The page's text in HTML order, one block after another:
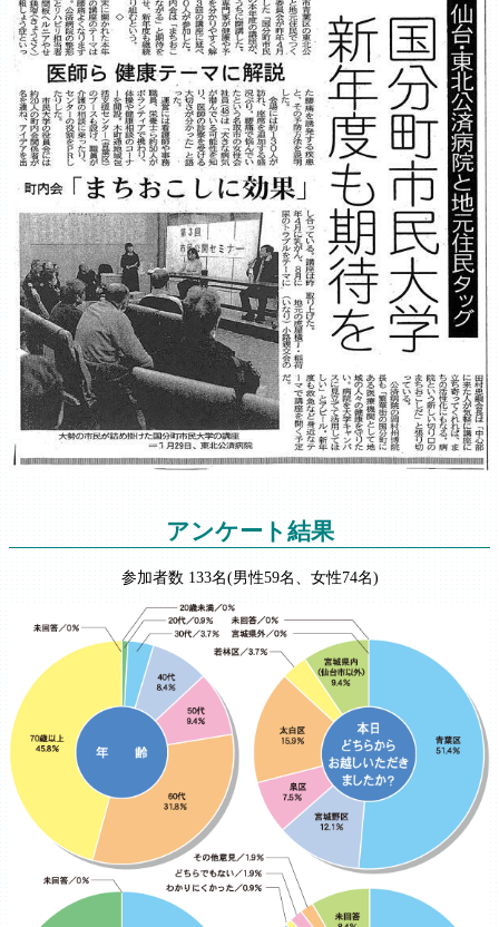
アンケート結果
参加者数 133名(男性59名、女性74名)